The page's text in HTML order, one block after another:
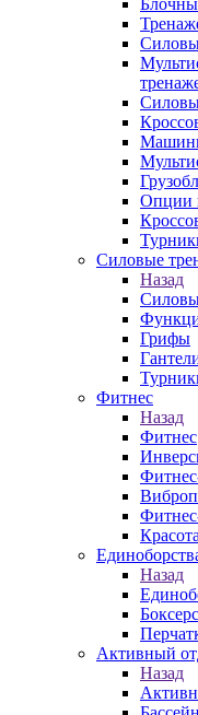
Опции
Силовые
Назад
Грифы
Фитнес
Назад
Фитнес
Назад
Активный
Назад